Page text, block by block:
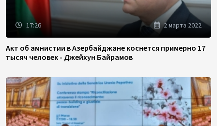
17:26 2 марта 2022
Акт об амнистии в Азербайджане коснется примерно 17
тысяч человек - Джейхун Байрамов